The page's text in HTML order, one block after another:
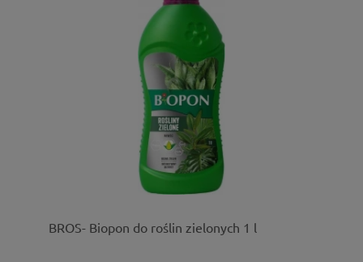
BROS- Biopon do roślin zielonych 1 l